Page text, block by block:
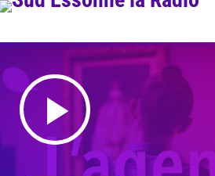
play_arrow